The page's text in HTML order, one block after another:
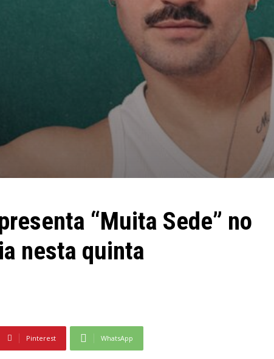
“Muita Sede” no
nesta quinta
Pinterest WhatsApp